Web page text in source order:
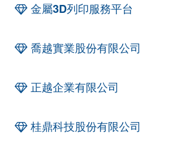
金屬3D列印服務平台
喬越實業股份有限公司
正越企業有限公司
桂鼎科技股份有限公司